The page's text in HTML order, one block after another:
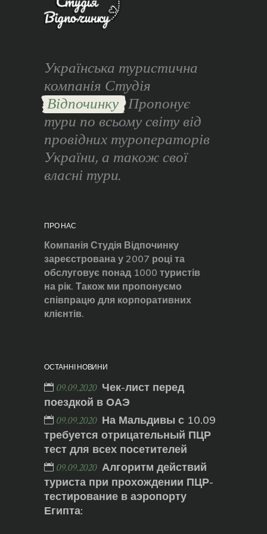
Українська туристична
компанія Студія
Відпочинку Пропонує
тури по всьому світу від
провідних туроператорів
України, а також свої
власні тури.
ПРО НАС
Компанія Студія Відпочинку
зареєстрована у 2007 році та
обслуговує понад 1000 туристів
на рік. Також ми пропонуємо
співпрацю для корпоративних
клієнтів.
ОСТАННІ НОВИНИ
09.09.2020 Чек-лист перед
поездкой в ОАЭ
09.09.2020 На Мальдивы с 10.09
требуется отрицательный ПЦР
тест для всех посетителей
09.09.2020 Алгоритм действий
туриста при прохождении ПЦР-
тестирование в аэропорту
Египта: